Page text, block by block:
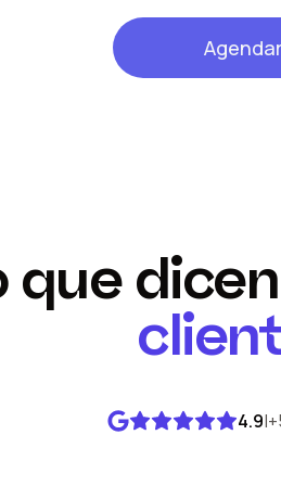
Agendar
que dicen
4.9|